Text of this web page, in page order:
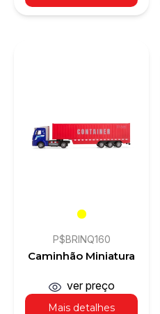
P$BRINQ160
Caminhão Miniatura
Mais detalhes
ver preço